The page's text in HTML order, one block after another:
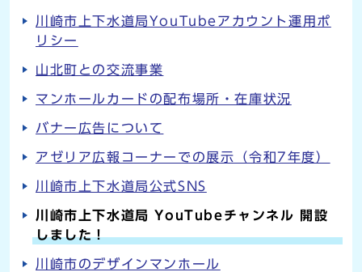
川崎市上下水道局YouTubeアカウント運用ポ
リシー
山北町との交流事業
マンホールカードの配布場所・在庫状況
バナー広告について
アゼリア広報コーナーでの展示（令和7年度）
川崎市上下水道局公式SNS
川崎市上下水道局 YouTubeチャンネル 開設
しました！
川崎市のデザインマンホール